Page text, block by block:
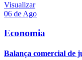
Visualizar
06 de Ago
Economia
Balança comercial de